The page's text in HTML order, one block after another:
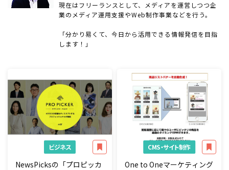
現在はフリーランスとして、メディアを運営しつつ企
業のメディア運用支援やWeb制作事業などを行う。
「分かり易くて、今日から活用できる情報発信を目指
します！」
ビジネス
NewsPicksの「プロピッカ
CMS・サイト制作
One to Oneマーケティング